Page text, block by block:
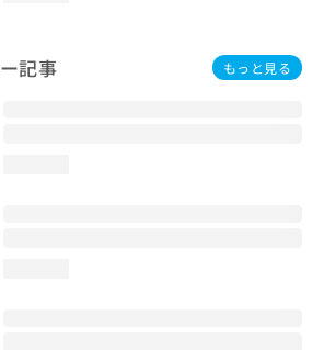
記事 もっと見る